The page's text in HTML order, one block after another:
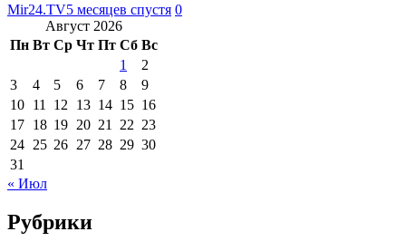
Mir24.TV5 месяцев спустя 0
Август 2026
Пн Вт Ср Чт Пт Сб Вс
1
2
3
4 5 6 7 8
9
10 11 12 13 14 15 16
17 18 19 20 21 22 23
24 25 26 27 28 29 30
31
« Июл
Рубрики